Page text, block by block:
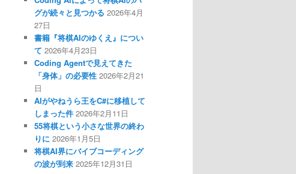
グが続々と見つかる 2026年4月
27日
書籍『将棋AIのゆくえ』につい
て 2026年4月23日
Coding Agentで見えてきた
「身体」の必要性 2026年2月21
日
AIがやねうら王をC#に移植して
しまった件 2026年2月11日
55将棋という小さな世界の終わ
りに 2026年1月5日
将棋AI界にバイブコーディング
の波が到来 2025年12月31日